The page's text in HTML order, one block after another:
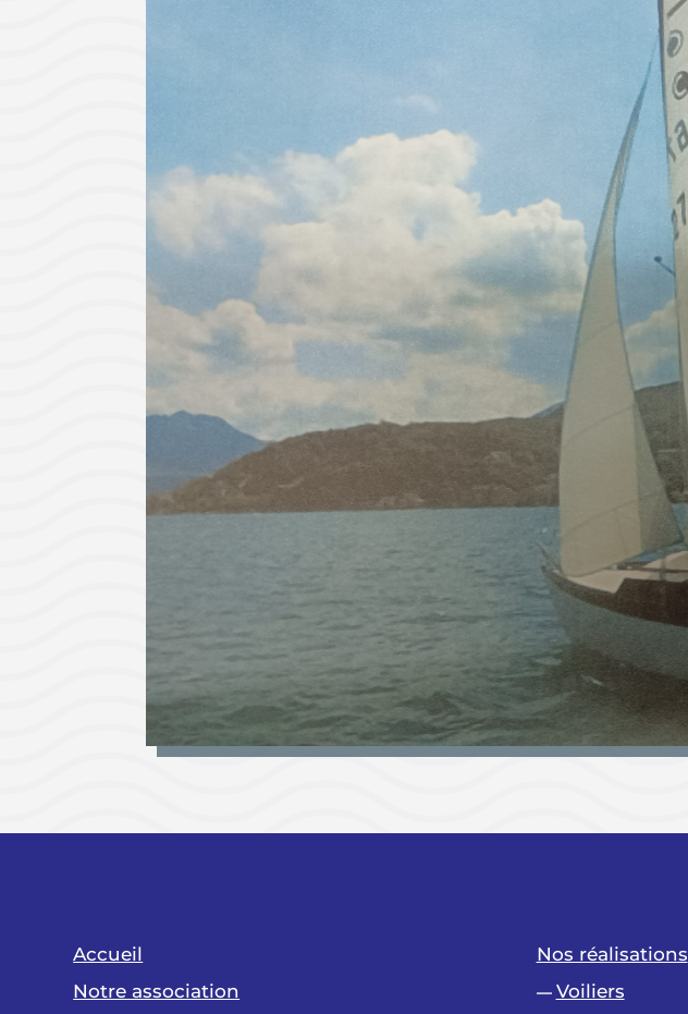
Accueil
Notre association
Nos réalisations
— Voiliers